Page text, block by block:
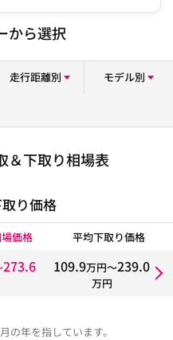
から選択
走行距離別 モデル別
＆下取り相場表
り価格
価格 平均下取り価格
273.6 109.9万円〜239.0
万円
の年を指しています。